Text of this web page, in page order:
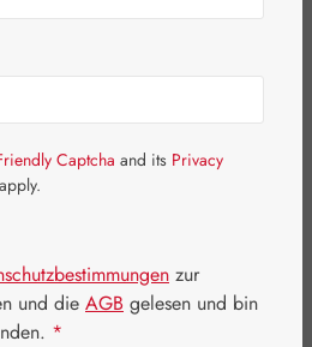
Captcha and its Privacy
apply.
zur
und die AGB gelesen und bin
*